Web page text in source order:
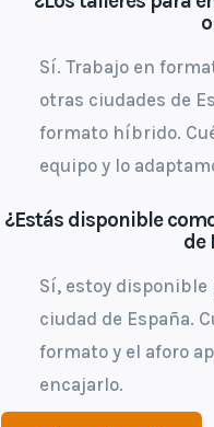
Sí. Trabajo en
otras ciudades de
formato híbrido.
equipo y lo
¿Estás disponible
de
Sí, estoy
ciudad de España.
formato y el aforo
encajarlo.